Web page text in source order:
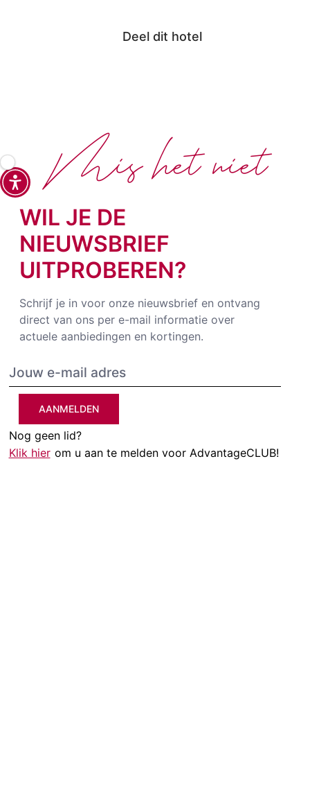
Deel dit hotel
WIL JE DE
NIEUWSBRIEF
UITPROBEREN?
Schrijf je in voor onze nieuwsbrief en ontvang
direct van ons per e-mail informatie over
actuele aanbiedingen en kortingen.
AANMELDEN
Nog geen lid?
Klik hier om u aan te melden voor AdvantageCLUB!
Mis het niet